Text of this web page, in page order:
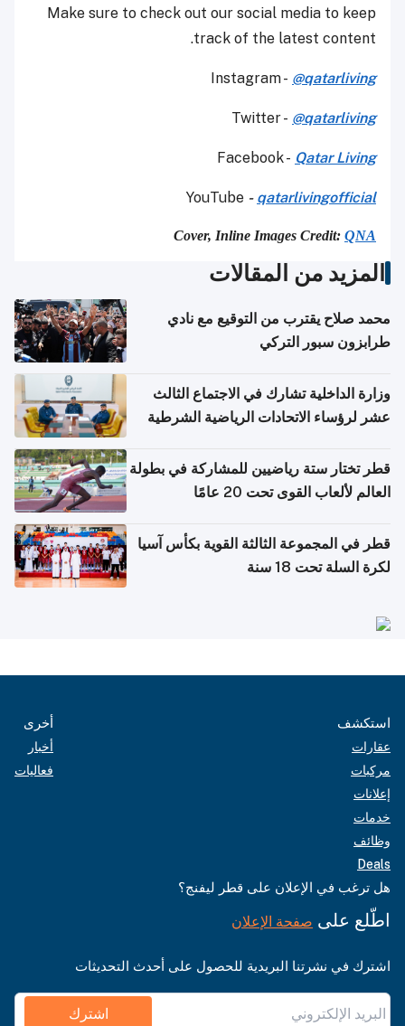
Make sure to check out our social media to keep
track of the latest content.
Instagram - @qatarliving
Twitter - @qatarliving
Facebook - Qatar Living
YouTube - qatarlivingofficial
Cover, Inline Images Credit: QNA
المزيد من المقالات
محمد صلاح يقترب من التوقيع مع نادي
طرابزون سبور التركي
وزارة الداخلية تشارك في الاجتماع الثالث
عشر لرؤساء الاتحادات الرياضية الشرطية
قطر تختار ستة رياضيين للمشاركة في بطولة
العالم لألعاب القوى تحت 20 عامًا
قطر في المجموعة الثالثة القوية بكأس آسيا
لكرة السلة تحت 18 سنة
استكشف
عقارات
مركبات
إعلانات
خدمات
وظائف
Deals
أخرى
أخبار
فعاليات
هل ترغب في الإعلان على قطر ليفنج؟
اطّلع على صفحة الإعلان
اشترك في نشرتنا البريدية للحصول على أحدث التحديثات
اشترك